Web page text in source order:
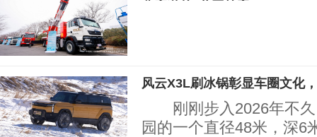
风云X3L刷冰锅彰显车圈文化
刚刚步入2026年不久
园的一个直径48米，深6